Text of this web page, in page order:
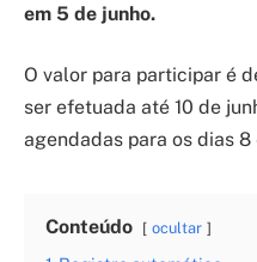
em 5 de junho.
O valor para participar é
ser efetuada até 10 de
agendadas para os dias 8
Conteúdo ocultar